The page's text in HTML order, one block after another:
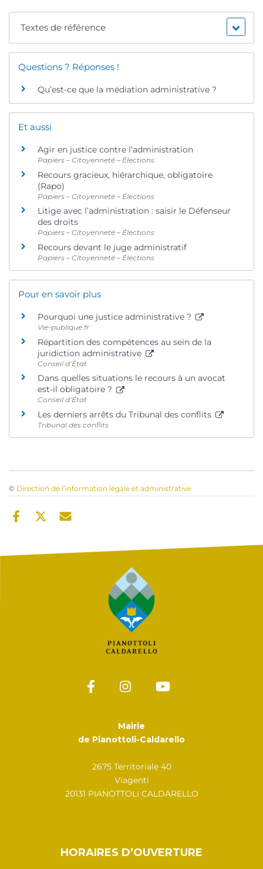
Textes de référence
Questions ? Réponses !
Qu’est-ce que la médiation administrative ?
Et aussi
Agir en justice contre l’administration
Papiers – Citoyenneté – Élections
Recours gracieux, hiérarchique, obligatoire
(Rapo)
Papiers – Citoyenneté – Élections
Litige avec l’administration : saisir le Défenseur
des droits
Papiers – Citoyenneté – Élections
Recours devant le juge administratif
Papiers – Citoyenneté – Élections
Pour en savoir plus
Pourquoi une justice administrative ?
Vie-publique.fr
Répartition des compétences au sein de la
juridiction administrative
Conseil d’État
Dans quelles situations le recours à un avocat
est-il obligatoire ?
Conseil d’État
Les derniers arrêts du Tribunal des conflits
Tribunal des conflits
© Direction de l’information légale et administrative
Mairie
de Pianottoli-Caldarello
2675 Territoriale 40
Viagenti
20131 PIANOTTOLI CALDARELLO
HORAIRES D’OUVERTURE